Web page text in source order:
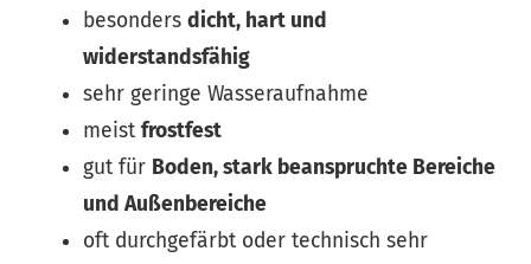
besonders dicht, hart und
widerstandsfähig
sehr geringe Wasseraufnahme
meist frostfest
gut für Boden, stark beanspruchte Bereiche
und Außenbereiche
oft durchgefärbt oder technisch sehr